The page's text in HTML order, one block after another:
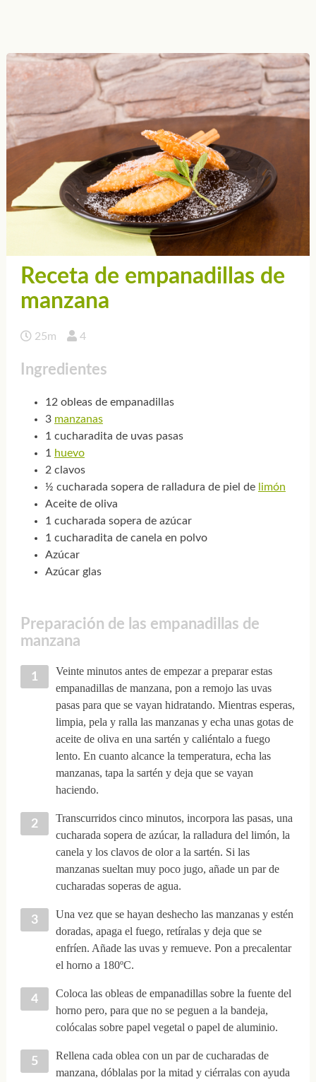
Receta de empanadillas de
manzana
25m 4
Ingredientes
12 obleas de empanadillas
3 manzanas
1 cucharadita de uvas pasas
1
huevo
2 clavos
½ cucharada sopera de ralladura de piel de limón
Aceite de oliva
1 cucharada sopera de azúcar
1 cucharadita de canela en polvo
Azúcar
Azúcar glas
Preparación de las empanadillas de
manzana
Veinte minutos antes de empezar a preparar estas
empanadillas de manzana, pon a remojo las uvas
pasas para que se vayan hidratando. Mientras esperas,
limpia, pela y ralla las manzanas y echa unas gotas de
aceite de oliva en una sartén y caliéntalo a fuego
lento. En cuanto alcance la temperatura, echa las
manzanas, tapa la sartén y deja que se vayan
haciendo.
Transcurridos cinco minutos, incorpora las pasas, una
cucharada sopera de azúcar, la ralladura del limón, la
canela y los clavos de olor a la sartén. Si las
manzanas sueltan muy poco jugo, añade un par de
cucharadas soperas de agua.
Una vez que se hayan deshecho las manzanas y estén
doradas, apaga el fuego, retíralas y deja que se
enfríen. Añade las uvas y remueve. Pon a precalentar
el horno a 180ºC.
Coloca las obleas de empanadillas sobre la fuente del
horno pero, para que no se peguen a la bandeja,
colócalas sobre papel vegetal o papel de aluminio.
Rellena cada oblea con un par de cucharadas de
manzana, dóblalas por la mitad y ciérralas con ayuda